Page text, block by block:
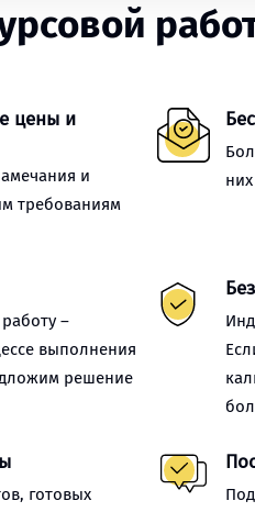
цены и
и
требованиям
–
выполнения
решение
готовых